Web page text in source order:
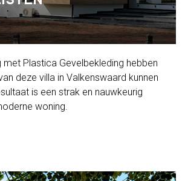
met Plastica Gevelbekleding hebben
deze villa in Valkenswaard kunnen
is een strak en nauwkeurig
woning.